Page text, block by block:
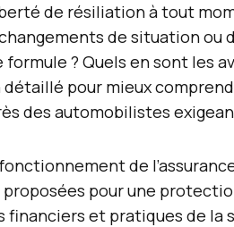
de résiliation à tout
de situation ou
? Quels en sont les
détaillé pour mieux
des automobilistes
de
proposées pour une
financiers et pratiques de la